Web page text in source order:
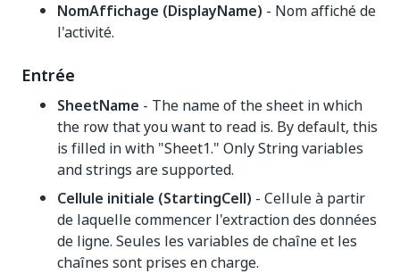
NomAffichage (DisplayName) - Nom affiché de
l'activité.
Entrée
SheetName - The name of the sheet in which
the row that you want to read is. By default, this
is filled in with "Sheet1." Only String variables
and strings are supported.
Cellule initiale (StartingCell) - Cellule à partir
de laquelle commencer l'extraction des données
de ligne. Seules les variables de chaîne et les
chaînes sont prises en charge.